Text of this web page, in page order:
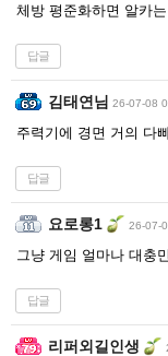
체방 평준화하면 알카
답글
김태연님 26-07-08
주력기에 경면 거의 다
답글
요로롱1 26-07-
그냥 게임 얼마나 대충
답글
리퍼외길인생